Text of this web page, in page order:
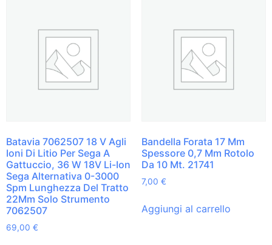
Batavia 7062507 18 V Agli
Ioni Di Litio Per Sega A
Gattuccio, 36 W 18V Li-Ion
Sega Alternativa 0-3000
Spm Lunghezza Del Tratto
22Mm Solo Strumento
7062507
69,00 €
Bandella Forata 17 Mm
Spessore 0,7 Mm Rotolo
Da 10 Mt. 21741
7,00 €
Aggiungi al carrello